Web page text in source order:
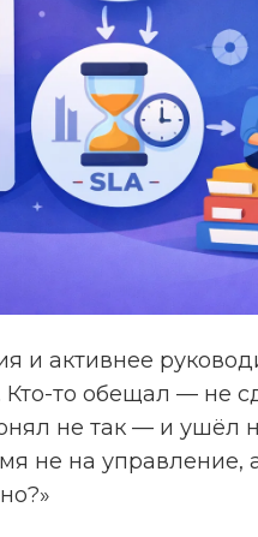
и активнее
Кто-то обещал — не
не так — и ушёл
не на управление,